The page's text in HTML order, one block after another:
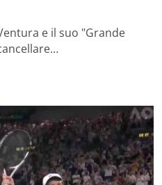
e il suo "Grande